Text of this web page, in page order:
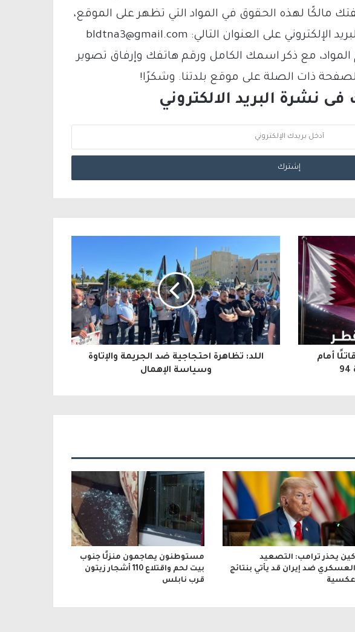
مالكًا لهذه الحقوق في المواد التي تظهر على الموقع،
فيمكنك التواصل معنا عبر البريد الإلكتروني على العنوان التالي: bldtna3@gmail.com
مع ذكر اسمك الكامل ورقم هاتفك وإرفاق تصوير
ذات الصلة على موقع بلدتنا. وشكرًا!
فى نشرة البريد الالكتروني
قاتلًا أمام
اللد: تظاهرة احتجاجية ضد الجريمة والإتاوة
وسياسة الإهمال
كين يحذر ترامب: التصعيد
العسكري ضد إيران قد يأتي بنتائج
عكسية
مستوطنون يهاجمون منزلًا جنوب
بيت لحم واقتلاع 110 أشجار زيتون
قرب نابلس